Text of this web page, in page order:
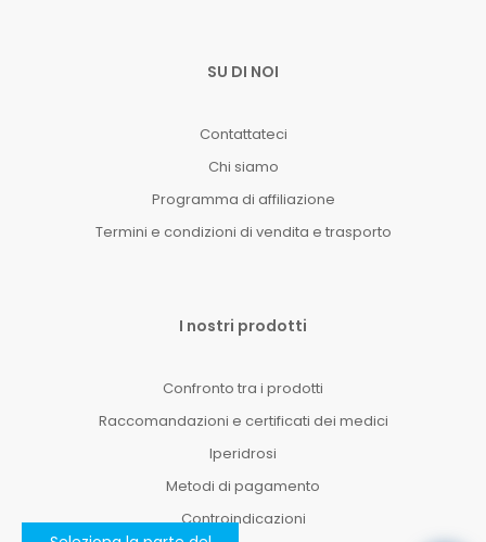
SU DI NOI
Contattateci
Chi siamo
Programma di affiliazione
Termini e condizioni di vendita e trasporto
I nostri prodotti
Confronto tra i prodotti
Raccomandazioni e certificati dei medici
Iperidrosi
Metodi di pagamento
Controindicazioni